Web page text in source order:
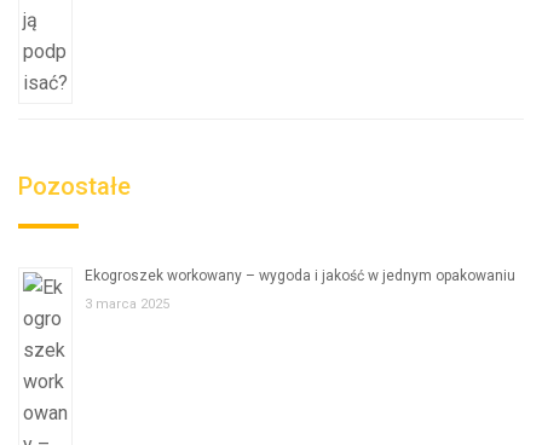
Pozostałe
Ekogroszek workowany – wygoda i jakość w jednym opakowaniu
3 marca 2025